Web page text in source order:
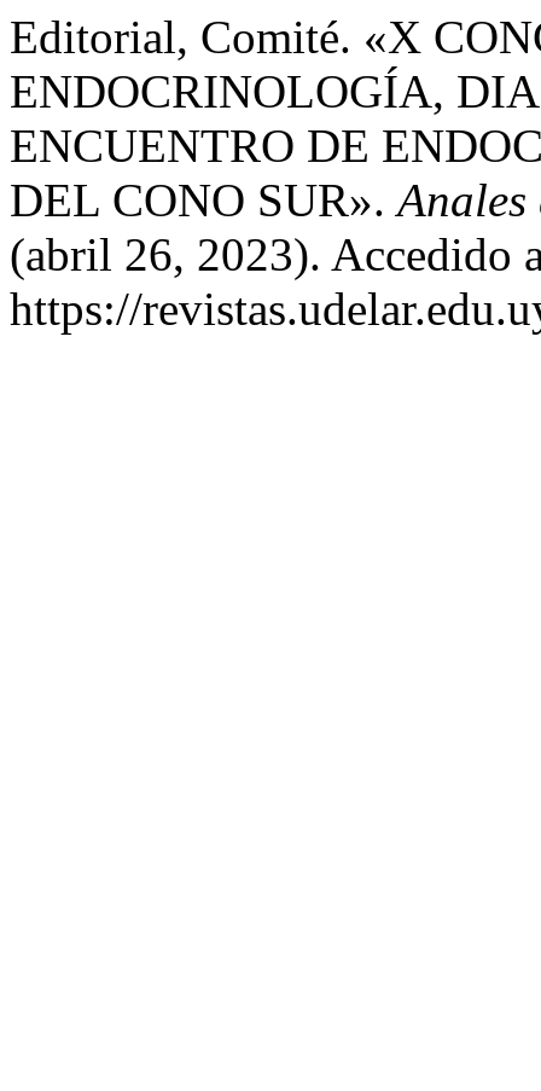
Editorial, Comité. «X
ENDOCRINOLOGÍA,
ENCUENTRO DE
DEL CONO SUR».
(abril 26, 2023). Accedido
https://